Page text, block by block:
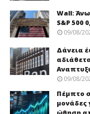
Wall:
S&P 500
09/08/
Δάνεια
09/08/
Πέμπτο
μονάδες